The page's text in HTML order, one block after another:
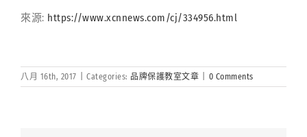
來源: https://www.xcnnews.com/cj/334956.html
八月 16th, 2017 Categories: 品牌保護教室文章 0 Comments